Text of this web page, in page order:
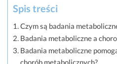
Spis treści
Czym są badania
Badania metaboliczne a
Badania metaboliczne
chorób metabolicznych?